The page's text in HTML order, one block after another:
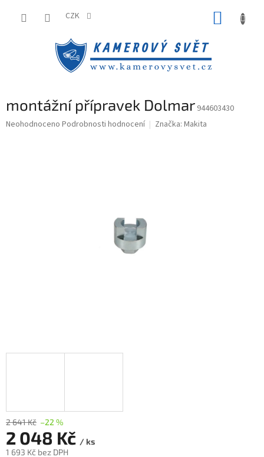
CZK
montážní přípravek Dolmar 944603430
Průměrné
Neohodnoceno Podrobnosti hodnocení Značka: Makita
2 641 Kč –22 %
2 048 Kč / ks
1 693 Kč bez DPH